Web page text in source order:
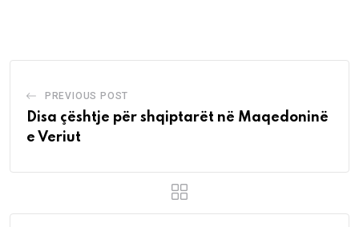
PREVIOUS POST
Disa çështje për shqiptarët në Maqedoninë
e Veriut